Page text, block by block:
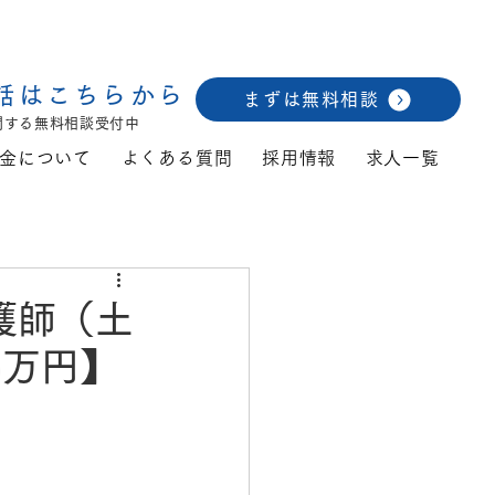
する無料相談受付中
まずは無料相談
はこちらから
について よくある質問 採用情報 求人一覧
師（土
円】